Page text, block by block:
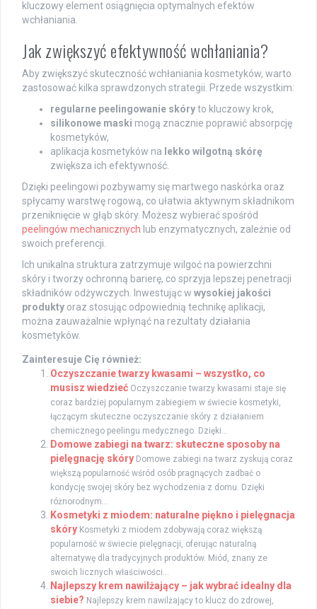
kluczowy element osiągnięcia optymalnych efektów
wchłaniania.
Jak zwiększyć efektywność wchłaniania?
Aby zwiększyć skuteczność wchłaniania kosmetyków, warto
zastosować kilka sprawdzonych strategii. Przede wszystkim:
regularne peelingowanie skóryto kluczowy krok,
silikonowe maski mogą znacznie poprawić absorpcję
kosmetyków,
aplikacja kosmetyków na lekko wilgotną skórę
zwiększa ich efektywność.
Dzięki peelingowi pozbywamy się martwego naskórka oraz
spłycamy warstwę rogową, co ułatwia aktywnym składnikom
przeniknięcie w głąb skóry. Możesz wybierać spośród
peelingów mechanicznych lub enzymatycznych, zależnie od
swoich preferencji.
Ich unikalna struktura zatrzymuje wilgoć na powierzchni
skóry i tworzy ochronną barierę, co sprzyja lepszej penetracji
składników odżywczych. Inwestując w wysokiej jakości
produkty oraz stosując odpowiednią technikę aplikacji,
można zauważalnie wpłynąć na rezultaty działania
kosmetyków.
Zainteresuje Cię również:
Oczyszczanie twarzy kwasami – wszystko, co
musisz wiedzieć Oczyszczanie twarzy kwasami staje się
coraz bardziej popularnym zabiegiem w świecie kosmetyki,
łączącym skuteczne oczyszczanie skóry z działaniem
chemicznego peelingu medycznego. Dzięki...
Domowe zabiegi na twarz: skuteczne sposoby na
pielęgnację skóry Domowe zabiegi na twarz zyskują coraz
większą popularność wśród osób pragnących zadbać o
kondycję swojej skóry bez wychodzenia z domu. Dzięki
różnorodnym...
Kosmetyki z miodem: naturalne piękno i pielęgnacja
skóry Kosmetyki z miodem zdobywają coraz większą
popularność w świecie pielęgnacji, oferując naturalną
alternatywę dla tradycyjnych produktów. Miód, znany ze
swoich licznych właściwości...
Najlepszy krem nawilżający – jak wybrać idealny dla
siebie? Najlepszy krem nawilżający to klucz do zdrowej,